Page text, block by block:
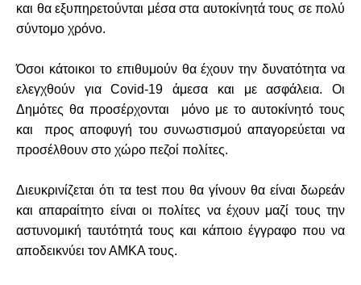
και θα εξυπηρετούνται μέσα στα αυτοκίνητά τους σε πολύ
σύντομο χρόνο.
Όσοι κάτοικοι το επιθυμούν θα έχουν την δυνατότητα να
ελεγχθούν για Covid-19 άμεσα και με ασφάλεια. Οι
Δημότες θα προσέρχονται μόνο με το αυτοκίνητό τους
και προς αποφυγή του συνωστισμού απαγορεύεται να
προσέλθουν στο χώρο πεζοί πολίτες.
Διευκρινίζεται ότι τα test που θα γίνουν θα είναι δωρεάν
και απαραίτητο είναι οι πολίτες να έχουν μαζί τους την
αστυνομική ταυτότητά τους και κάποιο έγγραφο που να
αποδεικνύει τον ΑΜΚΑ τους.